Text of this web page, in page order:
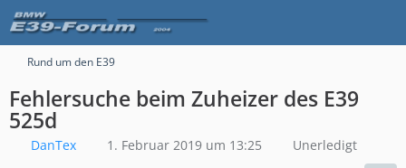
Rund um den E39
Fehlersuche beim Zuheizer des E39
525d
DanTex 1. Februar 2019 um 13:25 Unerledigt